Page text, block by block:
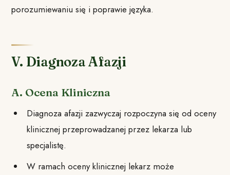
porozumiewaniu się i poprawie języka.
V. Diagnoza Afazji
A. Ocena Kliniczna
Diagnoza afazji zazwyczaj rozpoczyna się od oceny
klinicznej przeprowadzanej przez lekarza lub
specjalistę.
W ramach oceny klinicznej lekarz może